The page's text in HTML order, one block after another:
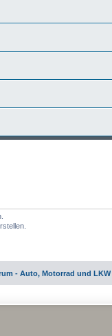
- Auto, Motorrad und LKW